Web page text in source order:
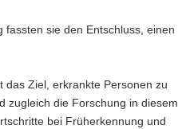
überreicht
Bundesrepublik
Deutschland
an
fassten sie den Entschluss, einen
das Ziel, erkrankte Personen zu
zugleich die Forschung in diesem
bei Früherkennung und